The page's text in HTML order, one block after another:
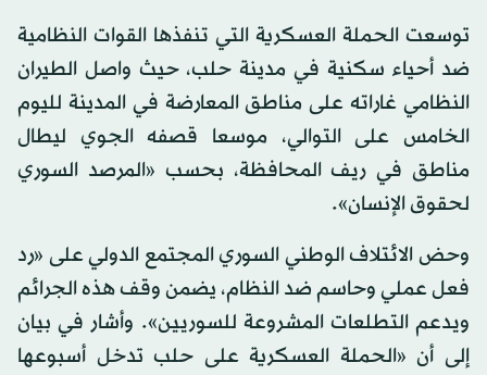
توسعت الحملة العسكرية التي تنفذها القوات النظامية
ضد أحياء سكنية في مدينة حلب، حيث واصل الطيران
النظامي غاراته على مناطق المعارضة في المدينة لليوم
الخامس على التوالي، موسعا قصفه الجوي ليطال
مناطق في ريف المحافظة، بحسب «المرصد السوري
لحقوق الإنسان».
وحض الائتلاف الوطني السوري المجتمع الدولي على «رد
فعل عملي وحاسم ضد النظام، يضمن وقف هذه الجرائم
ويدعم التطلعات المشروعة للسوريين». وأشار في بيان
إلى أن «الحملة العسكرية على حلب تدخل أسبوعها